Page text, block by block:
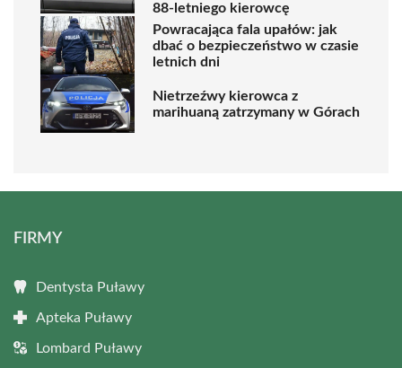
88-letniego kierowcę
Powracająca fala upałów: jak
dbać o bezpieczeństwo w czasie
letnich dni
Nietrzeźwy kierowca z
marihuaną zatrzymany w Górach
FIRMY
Dentysta Puławy
Apteka Puławy
Lombard Puławy